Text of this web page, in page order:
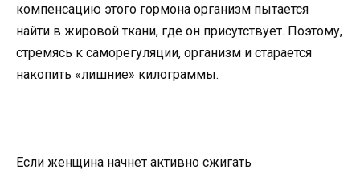
компенсацию этого гормона организм пытается
найти в жировой ткани, где он присутствует. Поэтому,
стремясь к саморегуляции, организм и старается
накопить «лишние» килограммы.
Если женщина начнет активно сжигать